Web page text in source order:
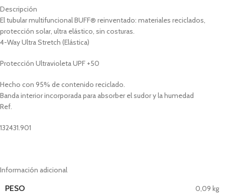
Descripción
El tubular multifuncional BUFF® reinventado: materiales reciclados,
protección solar, ultra elástico, sin costuras.
4-Way Ultra Stretch (Elástica)
Protección Ultravioleta UPF +50
Hecho con 95% de contenido reciclado.
Banda interior incorporada para absorber el sudor y la humedad
Ref.
132431.901
Información adicional
PESO 0,09 kg